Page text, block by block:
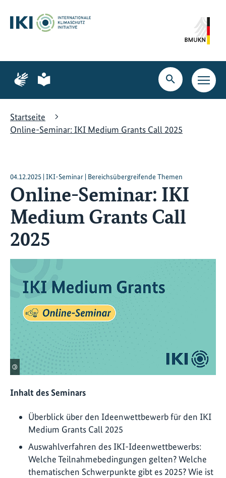
Hauptinhalt
springen
Suche
springen
Hauptnavigation
springen
Zur
Seite
Gebärdensprache
Zur
Seite
leichte
Suche
öffnen
Startseite
Online-Seminar: IKI Medium Grants Call 2025
04.12.2025 | IKI-Seminar | Bereichsübergreifende Themen
Online-Seminar: IKI
Medium Grants Call
2025
©
Inhalt des Seminars
Überblick über den Ideenwettbewerb für den IKI
Medium Grants Call 2025
Auswahlverfahren des IKI-Ideenwettbewerbs:
Welche Teilnahmebedingungen gelten? Welche
thematischen Schwerpunkte gibt es 2025? Wie ist